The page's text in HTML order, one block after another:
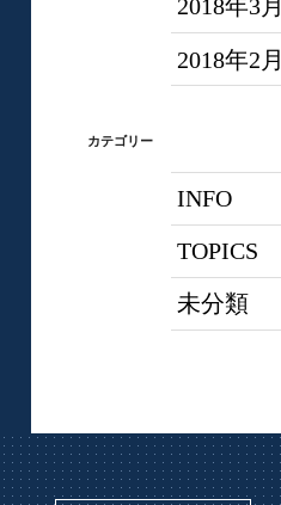
2018年3月
2018年2月
カテゴリー
INFO
TOPICS
未分類